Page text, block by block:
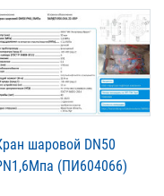
шаровой DN50
(ПИ604066)